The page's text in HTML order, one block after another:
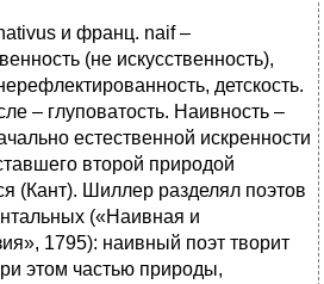
и франц. naif –
(не искусственность),
детскость.
– глуповатость. Наивность –
естественной искренности
второй природой
(Кант). Шиллер разделял поэтов
(«Наивная и
1795): наивный поэт творит
этом частью природы,